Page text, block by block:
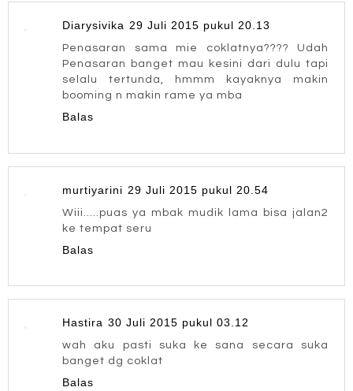
Diarysivika 29 Juli 2015 pukul 20.13
Penasaran sama mie coklatnya???? Udah
Penasaran banget mau kesini dari dulu tapi
selalu tertunda, hmmm kayaknya makin
booming n makin rame ya mba
Balas
murtiyarini 29 Juli 2015 pukul 20.54
Wiii.....puas ya mbak mudik lama bisa jalan2
ke tempat seru
Balas
Hastira 30 Juli 2015 pukul 03.12
wah aku pasti suka ke sana secara suka
banget dg coklat
Balas